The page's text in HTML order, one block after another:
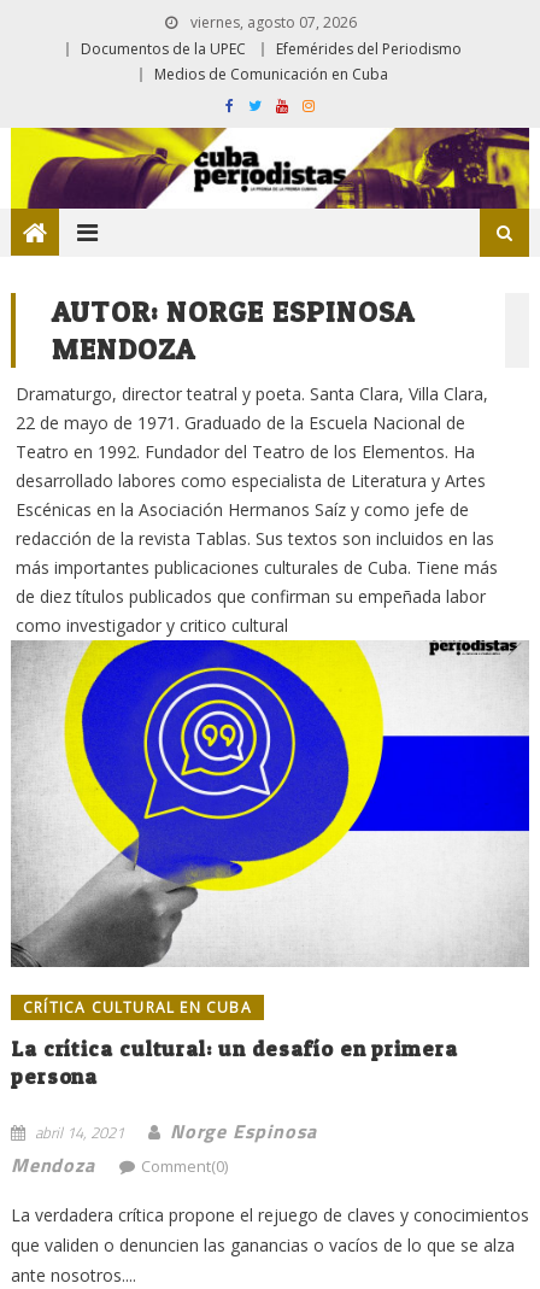
viernes, agosto 07, 2026
Documentos de la UPEC
Efemérides del Periodismo
Medios de Comunicación en Cuba
AUTOR:NORGE ESPINOSA
MENDOZA
Dramaturgo, director teatral y poeta. Santa Clara, Villa Clara,
22 de mayo de 1971. Graduado de la Escuela Nacional de
Teatro en 1992. Fundador del Teatro de los Elementos. Ha
desarrollado labores como especialista de Literatura y Artes
Escénicas en la Asociación Hermanos Saíz y como jefe de
redacción de la revista Tablas. Sus textos son incluidos en las
más importantes publicaciones culturales de Cuba. Tiene más
de diez títulos publicados que confirman su empeñada labor
como investigador y critico cultural
CRÍTICA CULTURAL EN CUBA
La crítica cultural: un desafío en primera
persona
abril 14, 2021
Norge Espinosa
Mendoza
Comment(0)
La verdadera crítica propone el rejuego de claves y conocimientos
que validen o denuncien las ganancias o vacíos de lo que se alza
ante nosotros....